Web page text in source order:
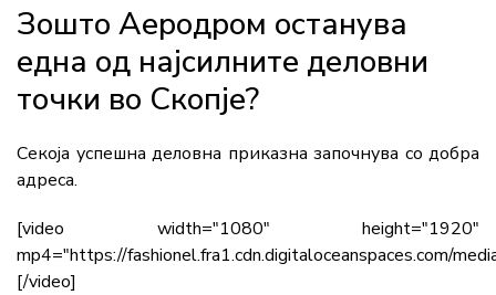
Зошто Аеродром останува
една од најсилните деловни
точки во Скопје?
Секоја успешна деловна приказна започнува со добра
адреса.
[video width="1080" height="1920"
mp4="https://fashionel.fra1.cdn.digitaloceanspaces.com/
[/video]